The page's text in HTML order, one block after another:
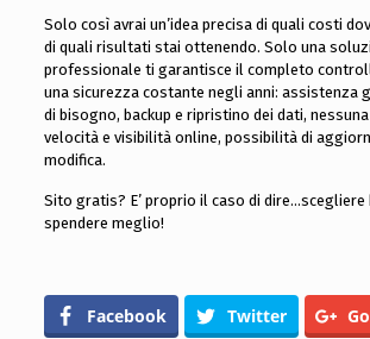
Solo così avrai un’idea precisa di quali costi
di quali risultati stai ottenendo. Solo una
professionale ti garantisce il completo
una sicurezza costante negli anni: assistenza
di bisogno, backup e ripristino dei dati,
velocità e visibilità online, possibilità di
modifica.
Sito gratis? E’ proprio il caso di dire…scegliere
spendere meglio!
Facebook Twitter